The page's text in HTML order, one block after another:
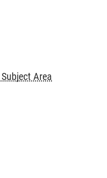
Area